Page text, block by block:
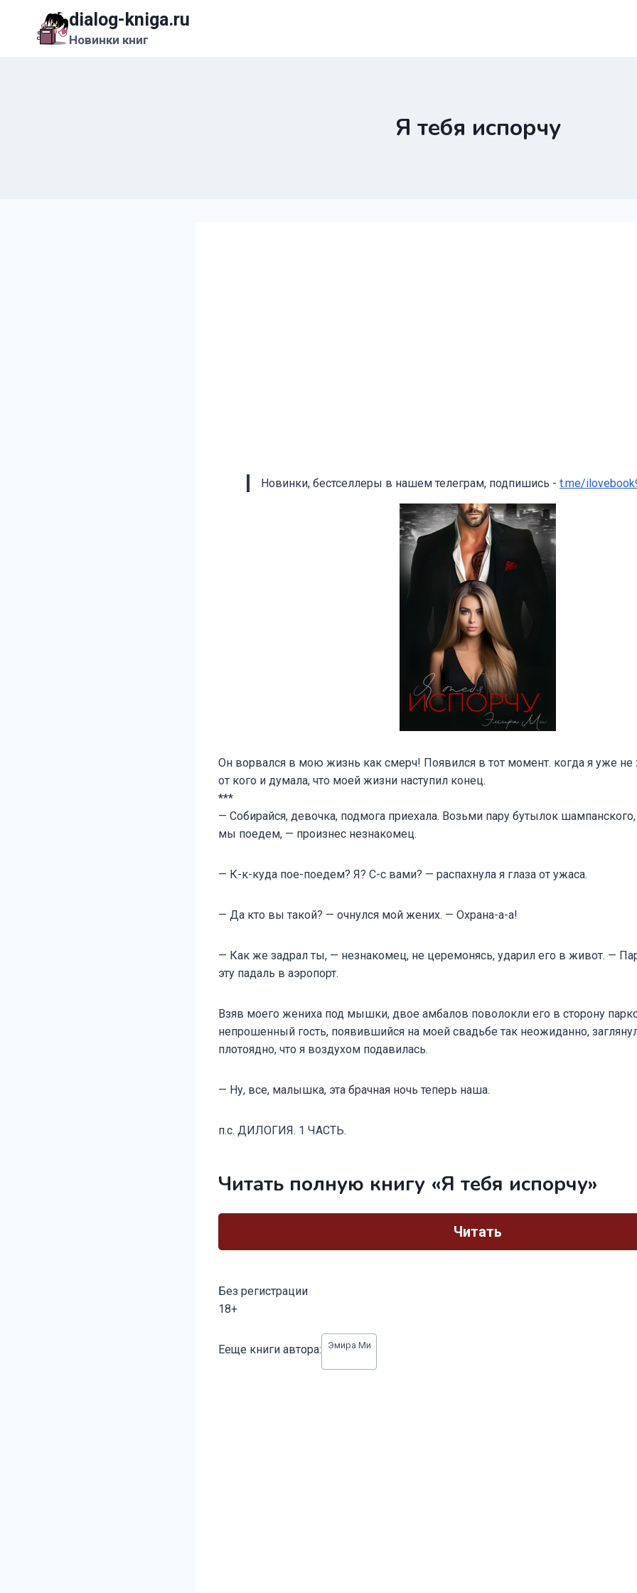
содержимому
dialog-kniga.ru
Новинки книг
Я тебя испорчу
Новинки, бестселлеры в нашем телеграм, подпишись - t.me/
Он ворвался в мою жизнь как смерч! Появился в тот момент. когда я уже
от кого и думала, что моей жизни наступил конец.
***
— Собирайся, девочка, подмога приехала. Возьми пару бутылок
мы поедем, — произнес незнакомец.
— К-к-куда пое-поедем? Я? С-с вами? — распахнула я глаза от ужаса.
— Да кто вы такой? — очнулся мой жених. — Охрана-а-а!
— Как же задрал ты, — незнакомец, не церемонясь, ударил его в живот. —
эту падаль в аэропорт.
Взяв моего жениха под мышки, двое амбалов поволокли его в сторону
непрошенный гость, появившийся на моей свадьбе так неожиданно,
плотоядно, что я воздухом подавилась.
— Ну, все, малышка, эта брачная ночь теперь наша.
п.с. ДИЛОГИЯ. 1 ЧАСТЬ.
Читать полную книгу «Я тебя испорчу»
Читать
Без регистрации
18+
записи:
Ееще книги автора: Эмира Ми